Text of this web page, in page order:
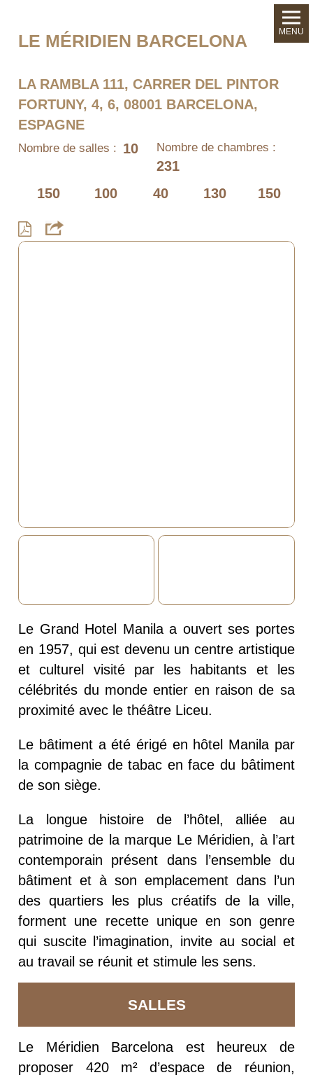
LE MÉRIDIEN BARCELONA
LA RAMBLA 111, CARRER DEL PINTOR
FORTUNY, 4, 6, 08001 BARCELONA,
ESPAGNE
Nombre de salles : 10 Nombre de chambres :
231
150
100 40 130 150
Le Grand Hotel Manila a ouvert ses portes
en 1957, qui est devenu un centre artistique
et culturel visité par les habitants et les
célébrités du monde entier en raison de sa
proximité avec le théâtre Liceu.
Le bâtiment a été érigé en hôtel Manila par
la compagnie de tabac en face du bâtiment
de son siège.
La longue histoire de l’hôtel, alliée au
patrimoine de la marque Le Méridien, à l’art
contemporain présent dans l’ensemble du
bâtiment et à son emplacement dans l’un
des quartiers les plus créatifs de la ville,
forment une recette unique en son genre
qui suscite l’imagination, invite au social et
au travail se réunit et stimule les sens.
SALLES
Le Méridien Barcelona est heureux de
proposer 420 m² d’espace de réunion,
MENU